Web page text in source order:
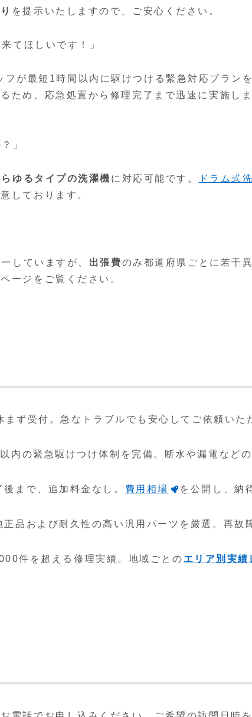
を提示いたしますので、ご安心ください。
てほしいです！」
フが最短1時間以内に駆けつける緊急対応プラン
ため、応急処置から修理完了まで迅速に実施し
」
らゆるタイプの洗濯機 に対応可能です。
ドラム式
しております。
していますが、 出張費のみ都道府県ごとに若干
ページをご覧ください。
まず受付。急なトラブルでも安心してご依頼いた
内の緊急駆けつけ体制を完備。断水や漏電など
まで、追加料金なし。 費用相場
を公開し、納
正品および耐久性の高い汎用パーツを厳選。再故
件を超える修理実績。地域ごとの エリア別実績